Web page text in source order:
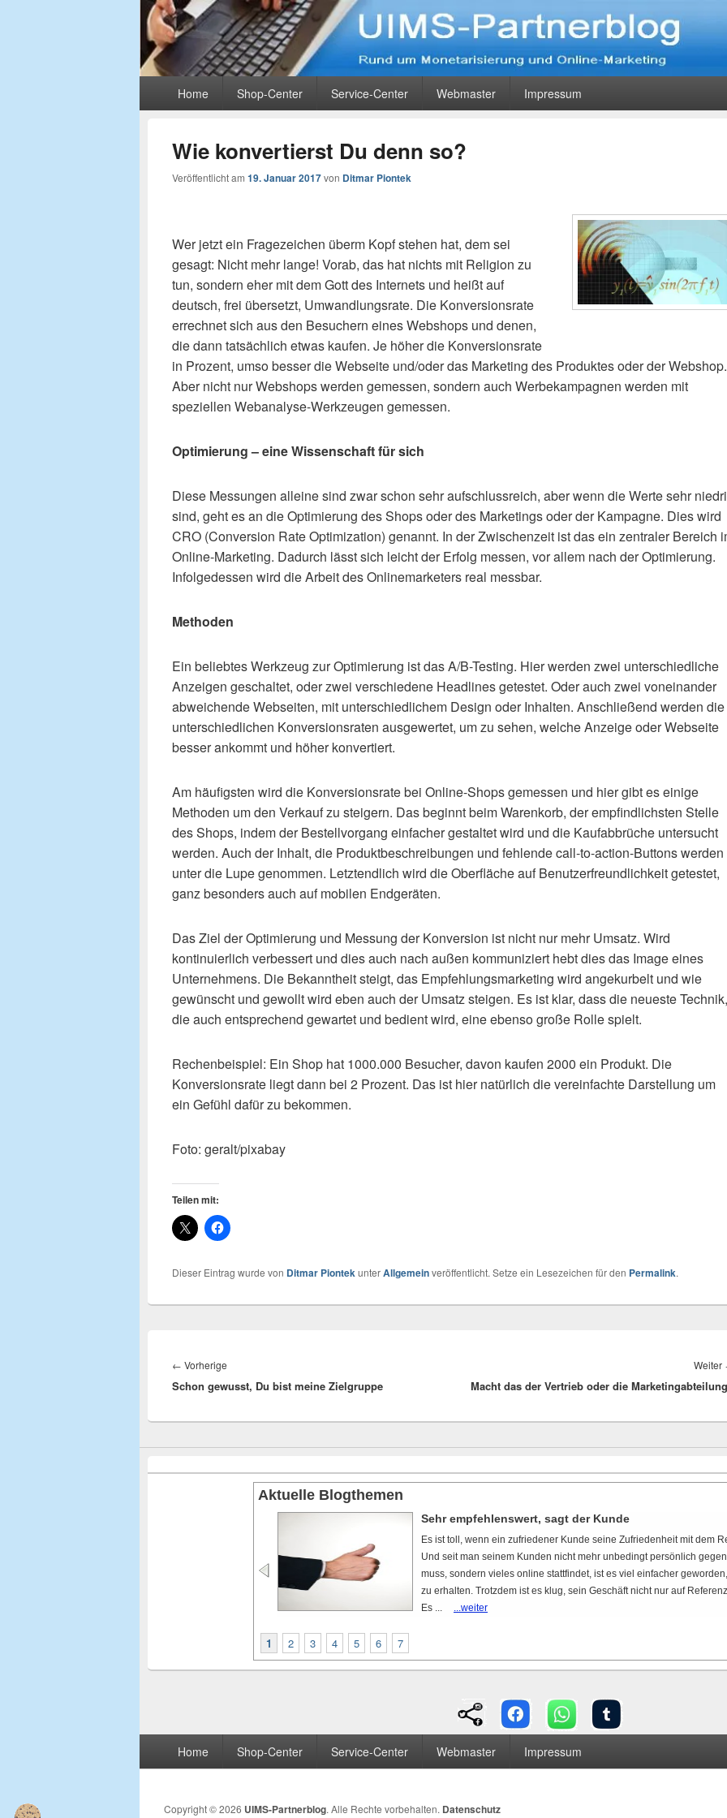
UIMS-Partnerblog
PrimäresHome Shop-Center Service-Center Webmaster Impressum
Wie konvertierst Du denn so?
Veröffentlicht am 19. Januar 2017von Ditmar Piontek
Wer jetzt ein Fragezeichen überm Kopf stehen hat, dem sei
gesagt: Nicht mehr lange! Vorab, das hat nichts mit Religion zu
tun, sondern eher mit dem Gott des Internets und heißt auf
deutsch, frei übersetzt, Umwandlungsrate. Die Konversionsrate
errechnet sich aus den Besuchern eines Webshops und denen,
die dann tatsächlich etwas kaufen. Je höher die Konversionsrate
in Prozent, umso besser die Webseite und/oder das Marketing des Produktes oder der Webshop.
Aber nicht nur Webshops werden gemessen, sondern auch Werbekampagnen werden mit
speziellen Webanalyse-Werkzeugen gemessen.
Optimierung – eine Wissenschaft für sich
Diese Messungen alleine sind zwar schon sehr aufschlussreich, aber wenn die Werte sehr
sind, geht es an die Optimierung des Shops oder des Marketings oder der Kampagne. Dies wird
CRO (Conversion Rate Optimization) genannt. In der Zwischenzeit ist das ein zentraler Bereich
Online-Marketing. Dadurch lässt sich leicht der Erfolg messen, vor allem nach der Optimierung.
Infolgedessen wird die Arbeit des Onlinemarketers real messbar.
Methoden
Ein beliebtes Werkzeug zur Optimierung ist das A/B-Testing. Hier werden zwei unterschiedliche
Anzeigen geschaltet, oder zwei verschiedene Headlines getestet. Oder auch zwei voneinander
abweichende Webseiten, mit unterschiedlichem Design oder Inhalten. Anschließend werden die
unterschiedlichen Konversionsraten ausgewertet, um zu sehen, welche Anzeige oder Webseite
besser ankommt und höher konvertiert.
Am häufigsten wird die Konversionsrate bei Online-Shops gemessen und hier gibt es einige
Methoden um den Verkauf zu steigern. Das beginnt beim Warenkorb, der empfindlichsten Stelle
des Shops, indem der Bestellvorgang einfacher gestaltet wird und die Kaufabbrüche untersucht
werden. Auch der Inhalt, die Produktbeschreibungen und fehlende call-to-action-Buttons werden
unter die Lupe genommen. Letztendlich wird die Oberfläche auf Benutzerfreundlichkeit getestet,
ganz besonders auch auf mobilen Endgeräten.
Das Ziel der Optimierung und Messung der Konversion ist nicht nur mehr Umsatz. Wird
kontinuierlich verbessert und dies auch nach außen kommuniziert hebt dies das Image eines
Unternehmens. Die Bekanntheit steigt, das Empfehlungsmarketing wird angekurbelt und wie
gewünscht und gewollt wird eben auch der Umsatz steigen. Es ist klar, dass die neueste Technik,
die auch entsprechend gewartet und bedient wird, eine ebenso große Rolle spielt.
Rechenbeispiel: Ein Shop hat 1000.000 Besucher, davon kaufen 2000 ein Produkt. Die
Konversionsrate liegt dann bei 2 Prozent. Das ist hier natürlich die vereinfachte Darstellung um
ein Gefühl dafür zu bekommen.
Foto: geralt/pixabay
Teilen mit:
Dieser Eintrag wurde von Ditmar PiontekunterAllgemeinveröffentlicht. Setze ein Lesezeichen für den Permalink.
← Vorherige
Beitrag:
Schon gewusst, Du bist meine Zielgruppe
Weiter
Macht das der Vertrieb oder die
Aktuelle Blogthemen
Sehr empfehlenswert, sagt der Kunde
Es ist toll, wenn ein zufriedener Kunde seine Zufriedenheit mit dem
Und seit man seinem Kunden nicht mehr unbedingt persönlich
muss, sondern vieles online stattfindet, ist es viel einfacher
zu erhalten. Trotzdem ist es klug, sein Geschäft nicht nur auf
Es ...
...weiter
1 2 3 4 5 6 7
Seitenfuß-Home Shop-Center Service-Center Webmaster Impressum
Copyright © 2026 UIMS-Partnerblog. Alle Rechte vorbehalten. Datenschutz